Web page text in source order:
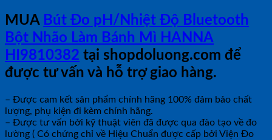
MUA Bút Đo pH/Nhiệt Độ Bluetooth
Bột Nhão Làm Bánh Mì HANNA
HI9810382 tại shopdoluong.com để
được tư vấn và hỗ trợ giao hàng.
– Được cam kết sản phẩm chính hãng 100% đảm bảo chất
lượng, phụ kiện đi kèm chính hãng.
– Được tư vấn bởi kỹ thuật viên đã được qua đào tạo về đo
lường ( Có chứng chỉ về Hiệu Chuẩn được cấp bởi Viện Đo